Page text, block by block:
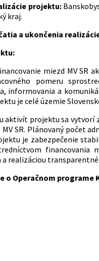
projektu:
kraj.
a ukončenia
miezd MV SR
pomeru
informovania a
je celé územie
aktivít projektu sa vytvorí
MV SR. Plánovaný počet
je zabezpečenie
financovania
a realizáciou
o Operačnom programe